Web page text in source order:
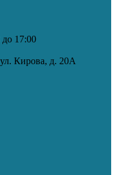
до 17:00
Кирова, д. 20А